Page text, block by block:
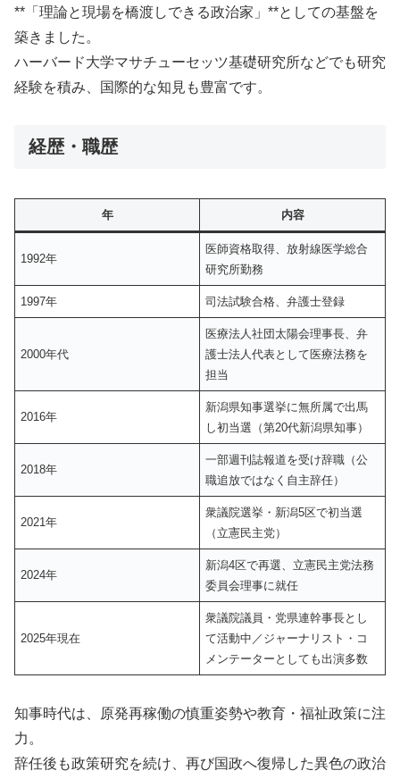
**「理論と現場を橋渡しできる政治家」**としての基盤を
築きました。
ハーバード大学マサチューセッツ基礎研究所などでも研究
経験を積み、国際的な知見も豊富です。
経歴・職歴
年 内容
1992年
医師資格取得、放射線医学総合
研究所勤務
1997年 司法試験合格、弁護士登録
2000年代
医療法人社団太陽会理事長、弁
護士法人代表として医療法務を
担当
2016年
新潟県知事選挙に無所属で出馬
し初当選（第20代新潟県知事）
2018年
一部週刊誌報道を受け辞職（公
職追放ではなく自主辞任）
2021年
衆議院選挙・新潟5区で初当選
（立憲民主党）
2024年
新潟4区で再選、立憲民主党法務
委員会理事に就任
2025年現在
衆議院議員・党県連幹事長とし
て活動中／ジャーナリスト・コ
メンテーターとしても出演多数
知事時代は、原発再稼働の慎重姿勢や教育・福祉政策に注
力。
辞任後も政策研究を続け、再び国政へ復帰した異色の政治